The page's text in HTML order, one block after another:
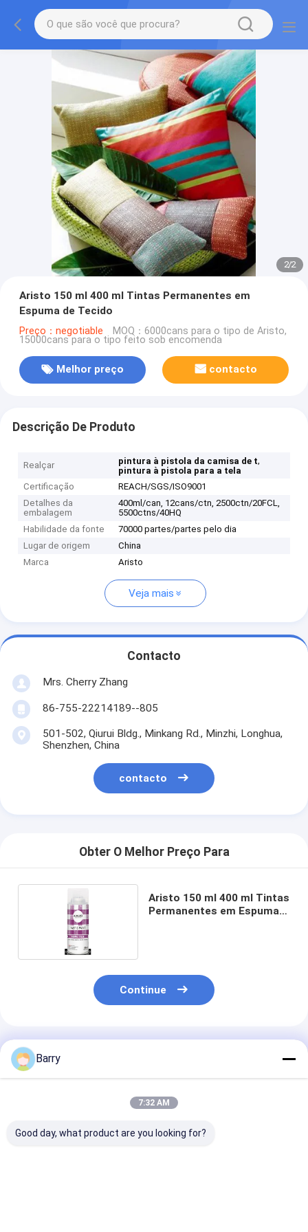
2/2
Aristo 150 ml 400 ml Tintas Permanentes em
Espuma de Tecido
Preço：negotiable MOQ：6000cans para o tipo de Aristo,
15000cans para o tipo feito sob encomenda
Melhor preço contacto
Descrição De Produto
Realçar pintura à pistola da camisa de t,
pintura à pistola para a tela
Certificação
REACH/SGS/ISO9001
Detalhes da
embalagem
400ml/can, 12cans/ctn, 2500ctn/20FCL,
5500ctns/40HQ
Habilidade da fonte
70000 partes/partes pelo dia
Lugar de origem
China
Marca
Aristo
Veja mais
Contacto
Mrs. Cherry Zhang
86-755-22214189--805
501-502, Qiurui Bldg., Minkang Rd., Minzhi, Longhua,
Shenzhen, China
contacto
Obter O Melhor Preço Para
Aristo 150 ml 400 ml Tintas
Permanentes em Espuma
Continue
Produtos Recomendados
Barry
7:32 AM
Good day, what product are you looking for?